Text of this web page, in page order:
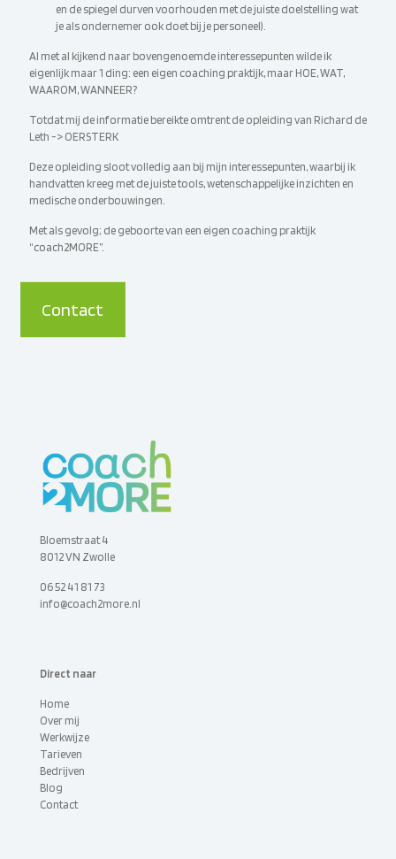
en de spiegel durven voorhouden met de juiste doelstelling wat
je als ondernemer ook doet bij je personeel).
Al met al kijkend naar bovengenoemde interessepunten wilde ik
eigenlijk maar 1 ding: een eigen coaching praktijk, maar HOE, WAT,
WAAROM, WANNEER?
Totdat mij de informatie bereikte omtrent de opleiding van Richard de
Leth -> OERSTERK
Deze opleiding sloot volledig aan bij mijn interessepunten, waarbij ik
handvatten kreeg met de juiste tools, wetenschappelijke inzichten en
medische onderbouwingen.
Met als gevolg; de geboorte van een eigen coaching praktijk
“coach2MORE”.
Contact
Bloemstraat 4
8012 VN Zwolle
06 52 41 81 73
info@coach2more.nl
Direct naar
Home
Over mij
Werkwijze
Tarieven
Bedrijven
Blog
Contact